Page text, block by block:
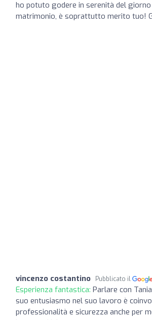
ho potuto godere in serenità del
matrimonio, è soprattutto merito tuo!
vincenzo costantino Pubblicato il
Esperienza fantastica: Parlare con
suo entusiasmo nel suo lavoro è
professionalità e sicurezza anche per